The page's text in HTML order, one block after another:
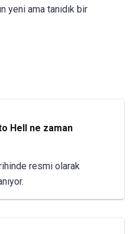
yeni ama tanıdık bir
Hell ne zaman
resmi olarak